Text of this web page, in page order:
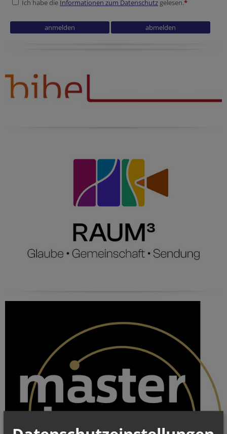
Ich habe die Informationen zum Datenschutz gelesen.*